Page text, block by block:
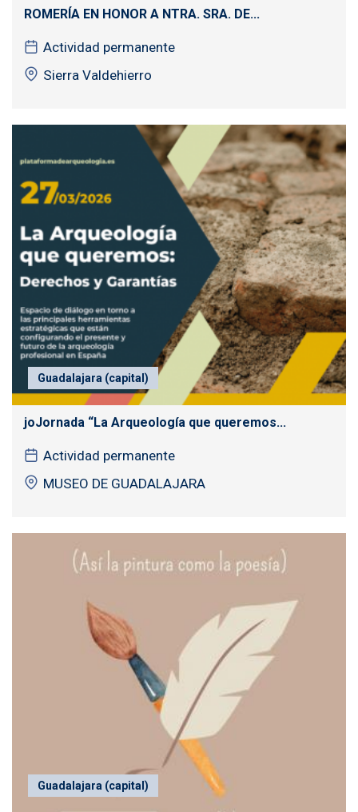
ROMERÍA EN HONOR A NTRA. SRA. DE...
Actividad permanente
Sierra Valdehierro
Guadalajara (capital)
joJornada “La Arqueología que queremos...
Actividad permanente
MUSEO DE GUADALAJARA
Guadalajara (capital)